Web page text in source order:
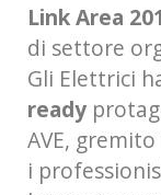
Link Area
di settore
Gli Elettrici
ready
AVE,
i